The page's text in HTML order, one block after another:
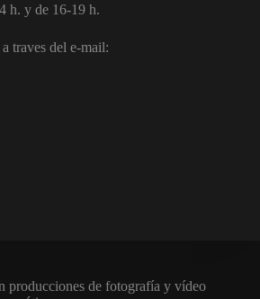
h. y de 16-19 h.
traves del e-mail:
producciones de fotografía y vídeo